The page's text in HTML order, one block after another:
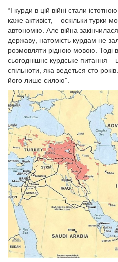
“І курди в цій війні стали
каже активіст, – оскільки турки
автономію. Але війна
державу, натомість курдам не
розмовляти рідною мовою. Тоді
сьогоднішнє курдське питання –
спільноти, яка ведеться сто
його лише силою”.